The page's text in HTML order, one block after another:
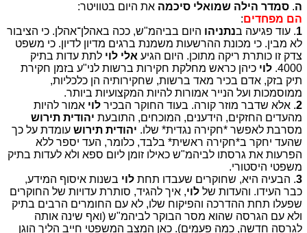
ה. סמדר הילה שמואלי סיכמה את היום בטוויטר:
הם מפחדים:
1. עוד פגיעה בנתניהו היום בביהמ"ש, ככה באהלן־אהלן. כי הציבור
לא מבין. כי מכונת ההרשעות משמנת ברגים מדיון לדיון. כי משפט
צדק זו כותרת ריקה מתוכן. היום הגיע אלי לוי לתת עדות בתיק
4000. לוי כיהן כראש מחלקת חקירות ברשות לני"ע בזמן חקירת
תיק בזק, אדם בכיר מאד ברשות, שחקירותיה הן כלכליות,
ממוסמכות ועל הנייר אמורות להיות המקצועיות ביותר.
2. אלא שדבר מוזר קורה. בעוד החוקר הבכיר לוי אמור להיות
מהעדים החזקים, הידענים, המוכחים, התובעת יהודית תירוש
מסרבת לאפשר *חקירה נגדית* שלו. יהודית תירוש עומדת על כך
שהעד יחקר ב*חקירה ראשית* בלבד, כלומר, העד יספר ללא
הפרעות את גרסתו לביהמ"ש כאילו זומן ליום ספא ולא לעדות בתיק
משפטי היסטורי.
3. הבעיה היא, שחוקרים שעבדו תחת לוי בשנות איסוף המידע,
כבר העידו. והעדות של לוי, איך להגיד, סותרת עדויות של החוקרים
שפעלו תחת ההדרכה והפיקוח שלו, לא עם החומרים הרבים בתיק
ולא עם הגרסה שהוא מסר הבוקר לביהמ"ש (ואף שינה אותה
לגרסה חדשה, כמה פעמים). כאן המצב המשפטי חייב הליך הוגן